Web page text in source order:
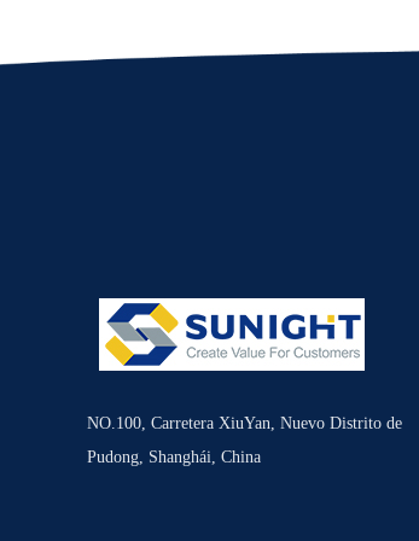
NO.100, Carretera XiuYan, Nuevo Distrito de
Pudong, Shanghái, China